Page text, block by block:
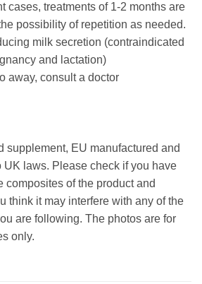
cases, treatments of 1-2 months are
possibility of repetition as needed.
milk secretion (contraindicated
and lactation)
away, consult a doctor
supplement, EU manufactured and
UK laws. Please check if you have
composites of the product and
think it may interfere with any of the
are following. The photos are for
only.